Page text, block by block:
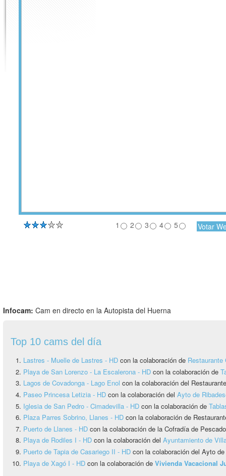
1 2 3 4 5
Infocam: Cam en directo en la Autopista del Huerna
Top 10 cams del día
Lastres - Muelle de Lastres - HD con la colaboración de
Playa de San Lorenzo - La Escalerona - HD con la colaboración de
Lagos de Covadonga - Lago Enol con la colaboración del
Paseo Princesa Letizia - HD con la colaboración del Ayto de
Iglesia de San Pedro - Cimadevilla - HD con la colaboración de
Plaza Parres Sobrino, Llanes - HD con la colaboración de
Puerto de Llanes - HD con la colaboración de la Cofradía de
Playa de Rodiles I - HD con la colaboración del Ayuntamiento de
Puerto de Tapia de Casariego II - HD con la colaboración del Ayto
Playa de Xagó I - HD con la colaboración de Vivienda Vacacional